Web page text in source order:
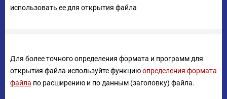
использовать ее для открытия файла
Для более точного определения формата и программ для
открытия файла используйте функциюопределения формата
файла по расширению и по данным (заголовку) файла.